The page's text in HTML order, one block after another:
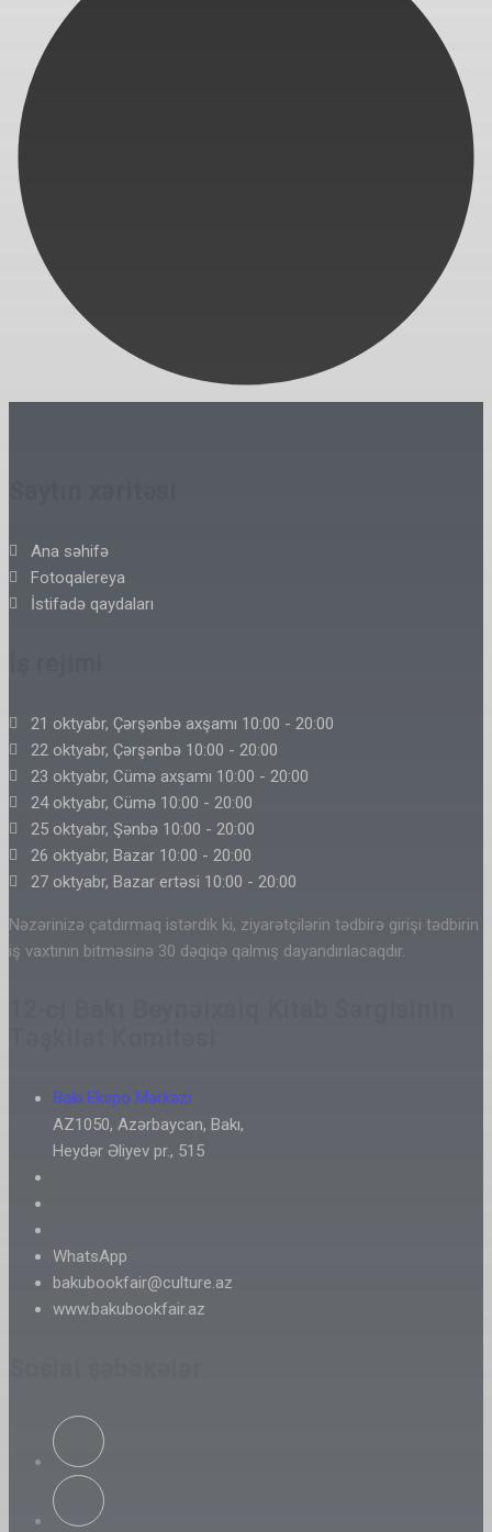
Ana səhifə
Fotoqalereya
İstifadə qaydaları
21 oktyabr, Çərşənbə axşamı 10:00 - 20:00
22 oktyabr, Çərşənbə 10:00 - 20:00
23 oktyabr, Cümə axşamı 10:00 - 20:00
24 oktyabr, Cümə 10:00 - 20:00
25 oktyabr, Şənbə 10:00 - 20:00
26 oktyabr, Bazar 10:00 - 20:00
27 oktyabr, Bazar ertəsi 10:00 - 20:00
Nəzərinizə çatdırmaq istərdik ki, ziyarətçilərin tədbirə girişi tədbirin
iş vaxtının bitməsinə 30 dəqiqə qalmış dayandırılacaqdır.
Bakı Ekspo Mərkəzi
AZ1050, Azərbaycan, Bakı,
Heydər Əliyev pr., 515
WhatsApp
bakubookfair@culture.az
www.bakubookfair.az